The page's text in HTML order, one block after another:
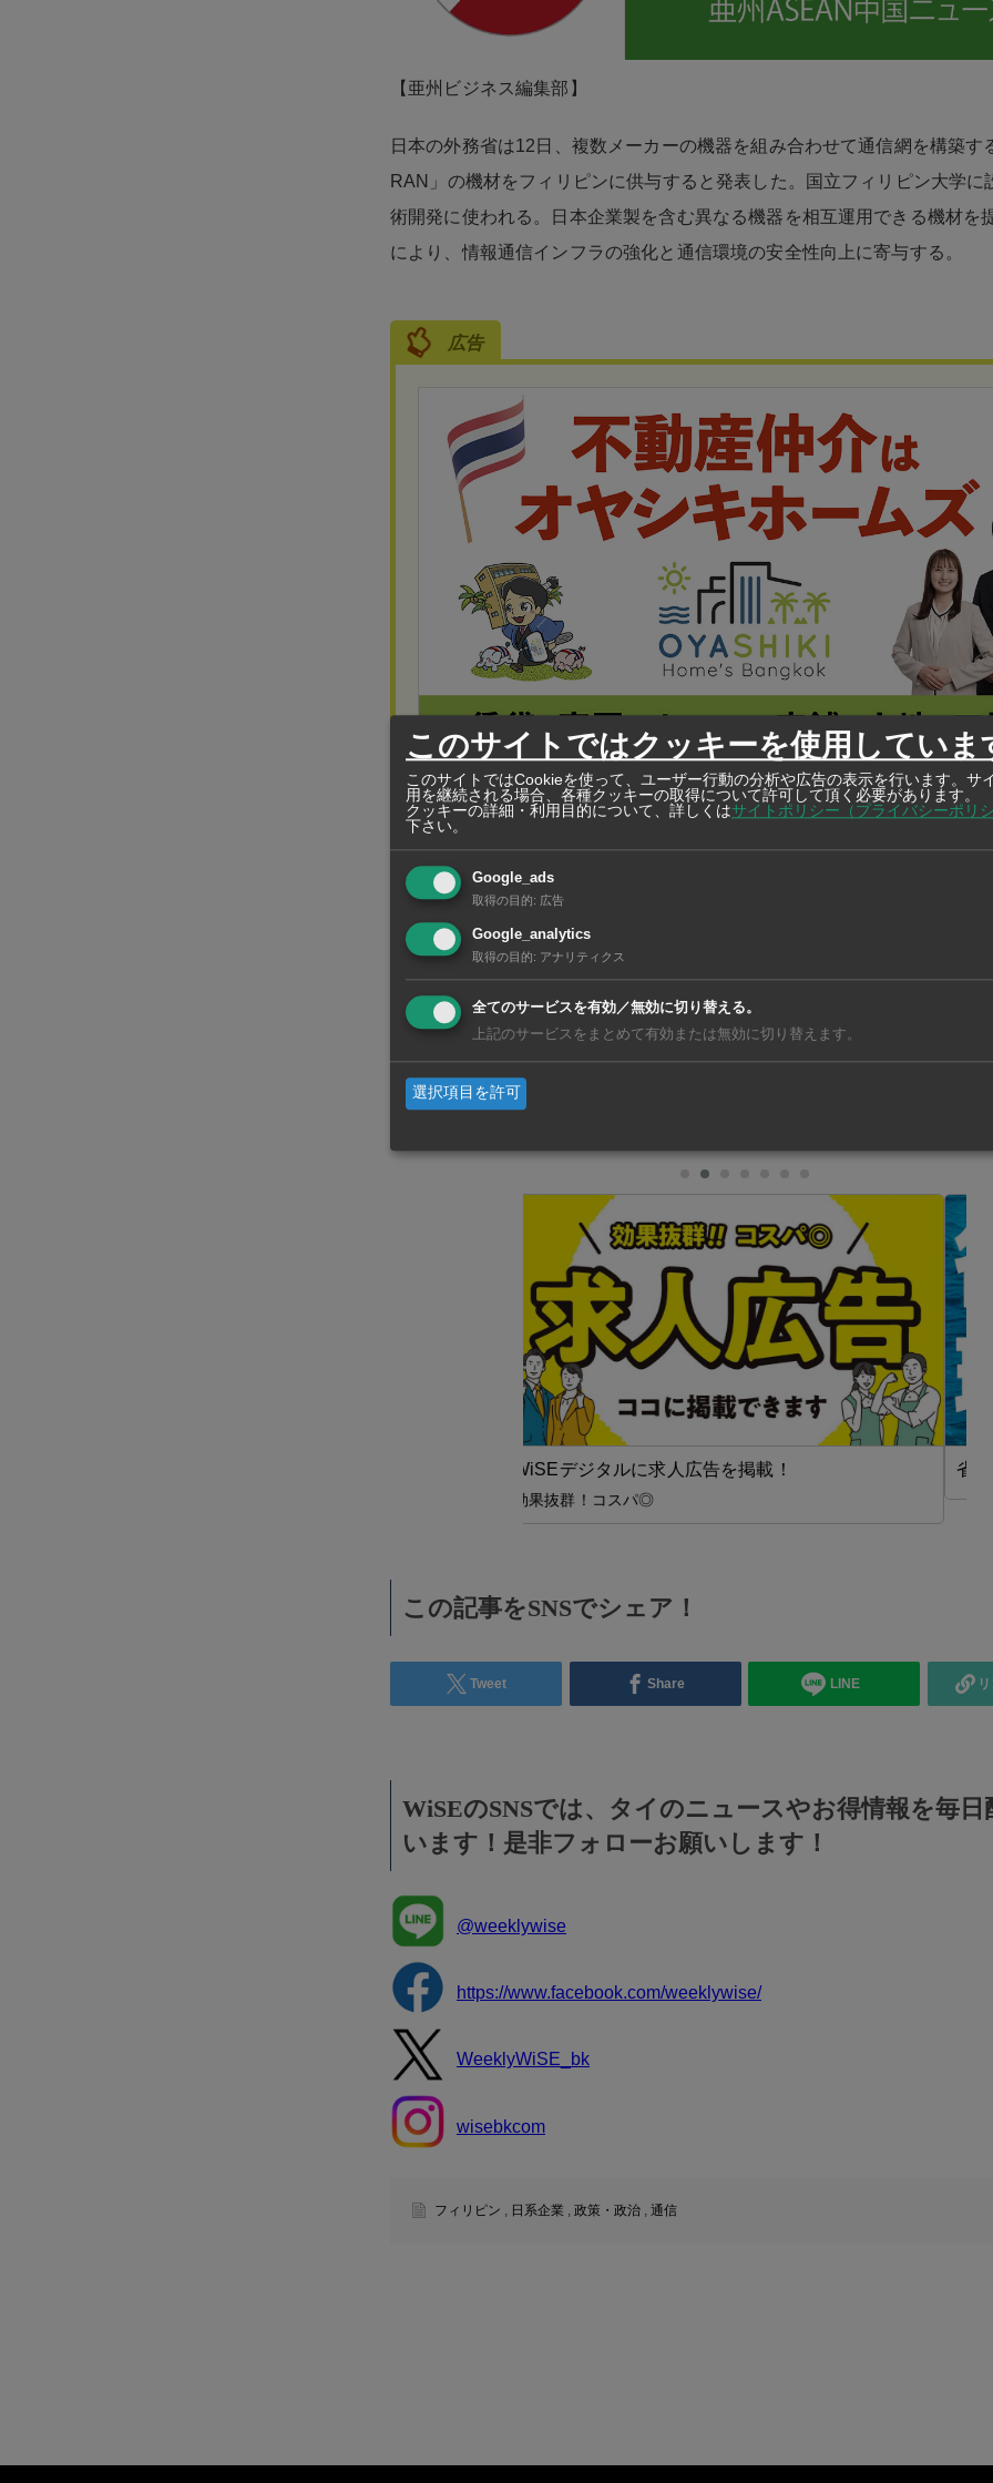
【亜州ビジネス編集部】
日本の外務省は12日、複数メーカーの機器を組み合わせて通信網を構築す
RAN」の機材をフィリピンに供与すると発表した。国立フィリピン大学に
術開発に使われる。日本企業製を含む異なる機器を相互運用できる機材を
により、情報通信インフラの強化と通信環境の安全性向上に寄与する。
広告
OYASHIKI Home’s Bangkok
（オヤシキホームズ バンコク）
シームレスな提案と最新の管理システムでタイの不動産にまつ
てに対応
フィリピンでは、システムのセキュリティー上の脆弱（ぜいじゃく）性が
おり、通信機器の供給元の多様化が求められているという。
https://ashu-
省エネ・環境【在タイ企業・製造業】
この記事をSNSでシェア！
Tweet Share LINE
WiSEのSNSでは、タイのニュースやお得情報を毎日
います！是非フォローお願いします！
@weeklywise
https://www.facebook.com/weeklywise/
WeeklyWiSE_bk
wisebkcom
フィリピン 日系企業 政策・政治 通信
このサイトではクッキーを使用していま
このサイトではCookieを使って、ユーザー行動の分析や広告の表示を行います。サ
用を継続される場合、各種クッキーの取得について許可して頂く必要があります。
クッキーの詳細・利用目的について、詳しくはサイトポリシー（プライバシーポリシ
下さい。
Google_ads
取得の目的: 広告
Google_analytics
取得の目的: アナリティクス
全てのサービスを有効／無効に切り替える。
上記のサービスをまとめて有効または無効に切り替えます。
選択項目を許可